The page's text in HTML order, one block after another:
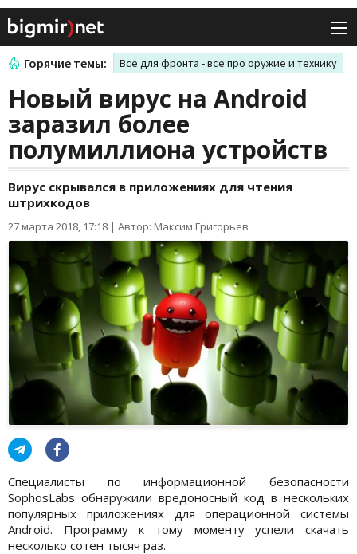
Горячие темы: Все для фронта - все про оружие и технику
Новый вирус на Android
заразил более
полумиллиона устройств
Вирус скрывался в приложениях для чтения
штрихкодов
27 марта 2018, 17:18 | Автор: Максим Григорьев
Специалисты по информационной безопасности
SophosLabs обнаружили вредоносный код в нескольких
популярных приложениях для операционной системы
Android. Программу к тому моменту успели скачать
несколько сотен тысяч раз.